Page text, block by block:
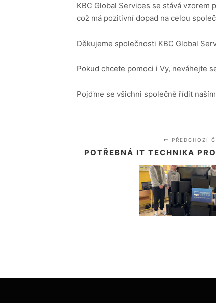
KBC Global Services se stává
což má pozitivní dopad na celou
Děkujeme společnosti KBC Global
Pokud chcete pomoci i Vy, neváhejte
Pojďme se všichni společně řídit
PŘEDCHOZÍ
POTŘEBNÁ IT TECHNIKA